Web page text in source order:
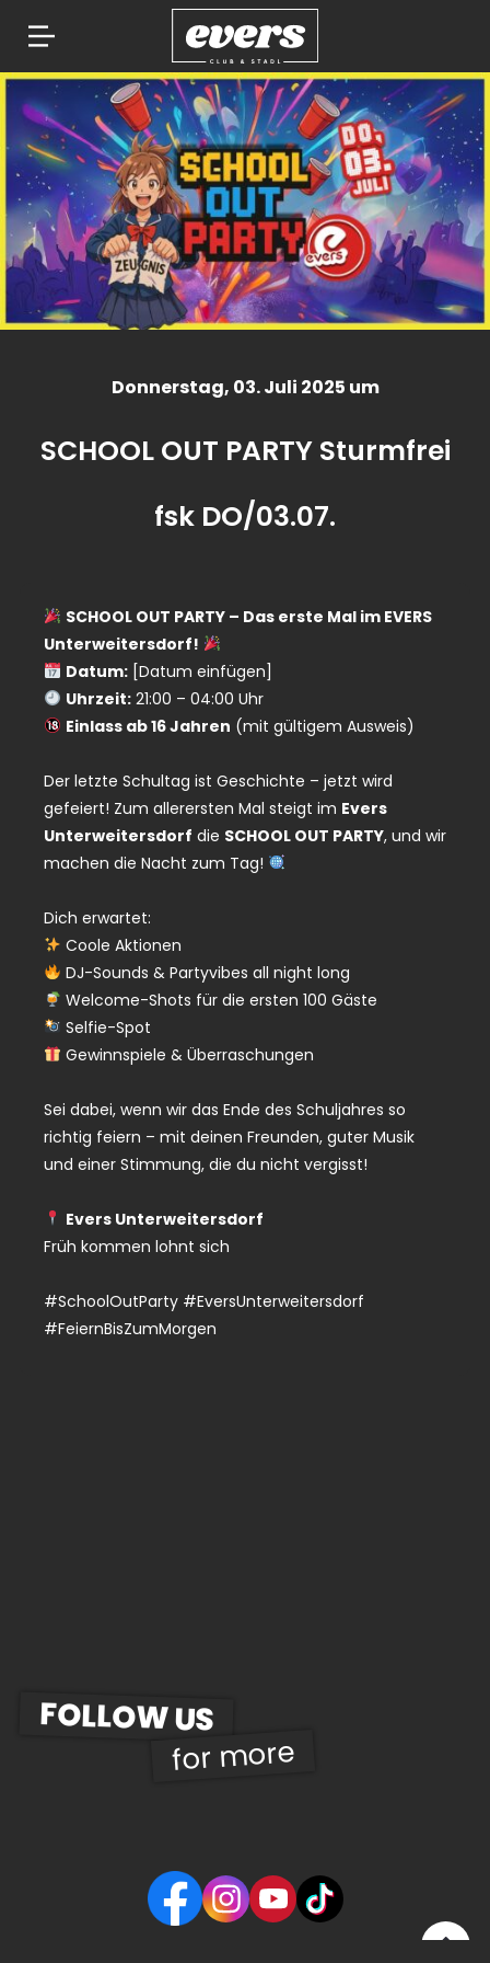
Springe
zum
Inhalt
Donnerstag, 03. Juli 2025 um
SCHOOL OUT PARTY Sturmfrei
fsk DO/03.07.
SCHOOL OUT PARTY – Das erste Mal im EVERS
Unterweitersdorf!
Datum:[Datum einfügen]
Uhrzeit:21:00 – 04:00 Uhr
Einlass ab 16 Jahren (mit gültigem Ausweis)
Der letzte Schultag ist Geschichte – jetzt wird
gefeiert! Zum allerersten Mal steigt im Evers
Unterweitersdorf die SCHOOL OUT PARTY, und wir
machen die Nacht zum Tag!
Dich erwartet:
Coole Aktionen
DJ-Sounds & Partyvibes all night long
Welcome-Shots für die ersten 100 Gäste
Selfie-Spot
Gewinnspiele & Überraschungen
Sei dabei, wenn wir das Ende des Schuljahres so
richtig feiern – mit deinen Freunden, guter Musik
und einer Stimmung, die du nicht vergisst!
Evers Unterweitersdorf
Früh kommen lohnt sich
#SchoolOutParty #EversUnterweitersdorf
#FeiernBisZumMorgen
FOLLOW US
for more